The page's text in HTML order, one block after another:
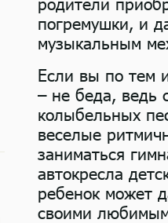
погремушки, и
музыкальным
Если вы по тем
– не беда, ведь
колыбельных
веселые
заниматься
автокресла
ребенок может
своими